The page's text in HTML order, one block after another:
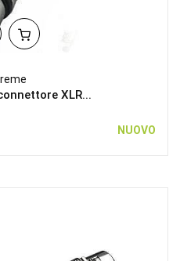
XLR...
NUOVO